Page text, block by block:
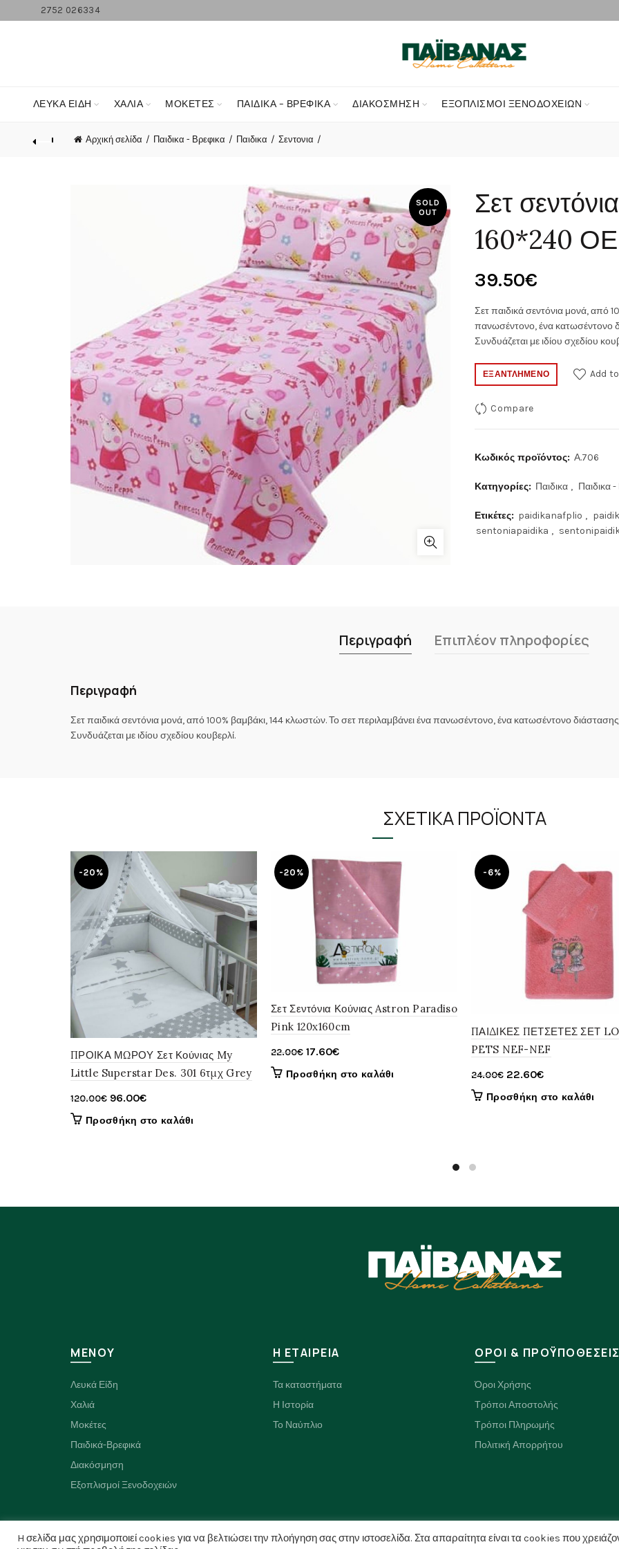
2752 026334
ΛΕΥΚΆ ΕΊΔΗ ΧΑΛΙΑ ΜΟΚΕΤΕΣ ΠΑΙΔΙΚΑ – ΒΡΕΦΙΚΑ ΔΙΑΚΌΣΜΗΣΗ ΕΞΟΠΛΙΣΜΟΊ ΞΕΝΟΔΟΧΕΊΩΝ
Αρχική σελίδα Παιδικα - Βρεφικα Παιδικα Σεντονια
SOLD
OUT
Σετ
160*240
39.50€
Σετ παιδικά σεντόνια μονά, από
πανωσέντονο, ένα κατωσέντονο
Συνδυάζεται με ιδίου σχεδίου
ΕΞΑΝΤΛΗΜΈΝΟ Add
Compare
Κωδικός προϊόντος: Α.706
Κατηγορίες: Παιδικα , Παιδικα
Ετικέτες: paidikanafplio ,
sentoniapaidika ,
Περιγραφή Επιπλέον πληροφορίες
Περιγραφή
Σετ παιδικά σεντόνια μονά, από 100% βαμβάκι, 144 κλωστών. Το σετ περιλαμβάνει ένα πανωσέντονο, ένα κατωσέντονο
Συνδυάζεται με ιδίου σχεδίου κουβερλί.
ΣΧΕΤΙΚΆ ΠΡΟΪΌΝΤΑ
-20%
ΠΡΟΙΚΑ ΜΩΡΟΥ Σετ Κούνιας My
Little Superstar Des. 301 6τμχ Grey
120.00€ Original
price
96.00€Η
τρέχουσα
Προσθήκη στο καλάθι
-20%
Σετ Σεντόνια Κούνιας Astron Paradiso
Pink 120x160cm
22.00€ Original
price
17.60€Η
τρέχουσα
Προσθήκη στο καλάθι
-6%
ΠΑΙΔΙΚΕΣ ΠΕΤΣΕΤΕΣ ΣΕΤ
PETS NEF-NEF
24.00€ Original
price
22.60€Η
τρέχουσα
Προσθήκη στο καλάθι
ΜΕΝΟΥ
Λευκά Είδη
Χαλιά
Μοκέτες
Παιδικά-Βρεφικά
Διακόσμηση
Εξοπλισμοί Ξενοδοχειών
H ΕΤΑΙΡΕΙΑ
Τα καταστήματα
Η Ιστορία
Το Ναύπλιο
ΟΡΟΙ & ΠΡΟΫΠΟΘΕΣΕΙΣ
Όροι Χρήσης
Τρόποι Αποστολής
Τρόποι Πληρωμής
Πολιτική Απορρήτου
paivanashome.gr
H σελίδα μας χρησιμοποιεί cookies για να βελτιώσει την πλοήγηση σας στην ιστοσελίδα. Στα απαραίτητα είναι τα cookies που